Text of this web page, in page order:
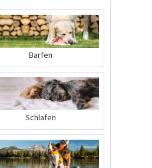
Ruffwear Flagline
Harness Geschirr
Meltwater Teal
Inhalt1 Stück
99,99 € *
Ausverkauft
Barfen
Schlafen